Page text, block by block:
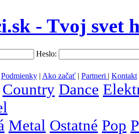
- Tvoj svet
Heslo:
Podmienky | Ako začať | Partneri | Kontakt
Country Dance
Metal Ostatné Pop